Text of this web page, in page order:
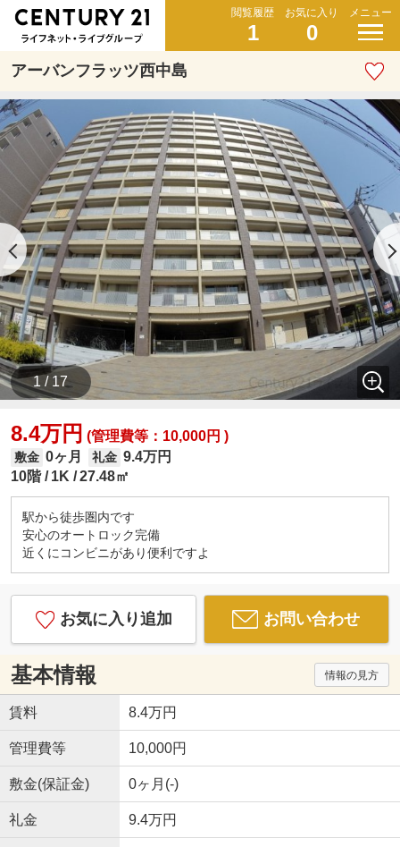
閲覧履歴
1
お気に入り
0
メニュー
アーバンフラッツ西中島
1 / 17
8.4万円 (管理費等：10,000円 )
敷金 0ヶ月 礼金 9.4万円
10階
1K 27.48㎡
駅から徒歩圏内です
安心のオートロック完備
近くにコンビニがあり便利ですよ
お気に入り追加 お問い合わせ
基本情報 情報の見方
賃料 8.4万円
管理費等 10,000円
敷金(保証金) 0ヶ月(-)
礼金 9.4万円